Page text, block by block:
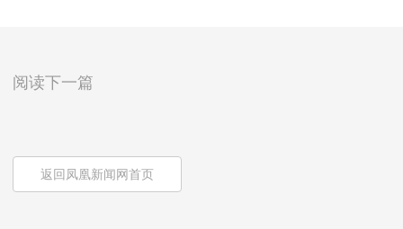
阅读下一篇
返回凤凰新闻网首页